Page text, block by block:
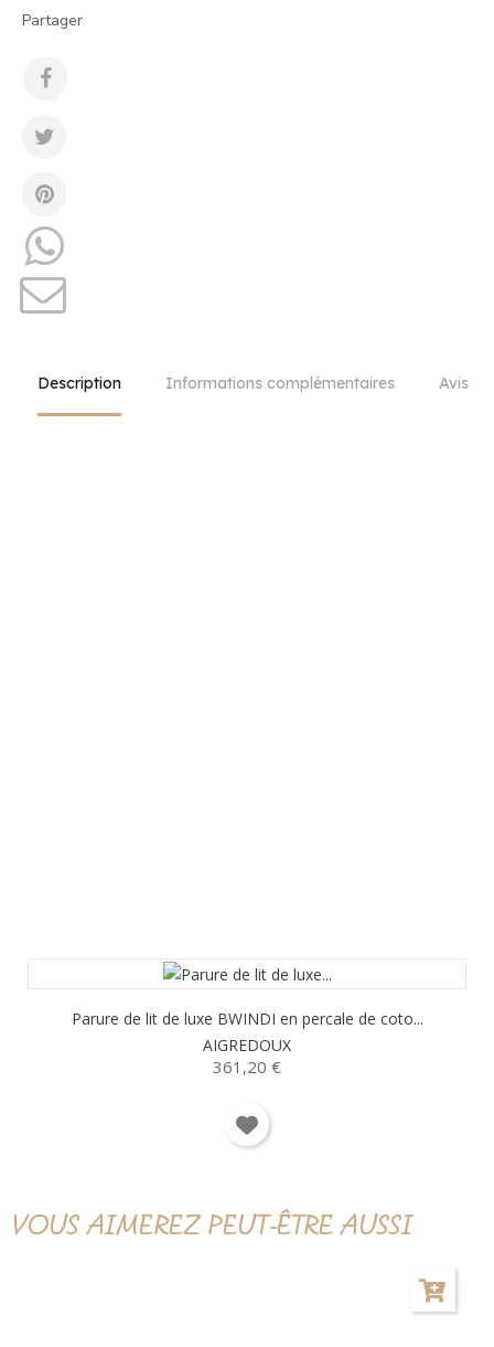
Partager
Description Informations complémentaires Avis
Parure de lit de luxe BWINDI en percale de coto...
AIGREDOUX
361,20 €
VOUS AIMEREZ PEUT-ÊTRE AUSSI
Se connecter
Vous devez être connectés pour enregistrer un produit
dans votre liste d'envies